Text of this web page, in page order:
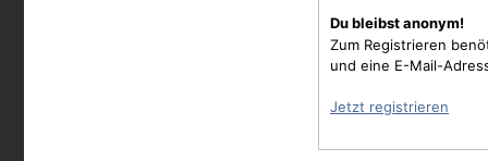
Du bleibst anonym!
Zum Registrieren
und eine E-Mail-
Jetzt registrieren